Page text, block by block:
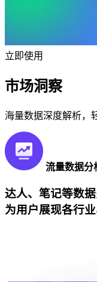
立即使用
市场洞察
海量数据深度解析，
流量数据分
达人、笔记等数
为用户展现各行